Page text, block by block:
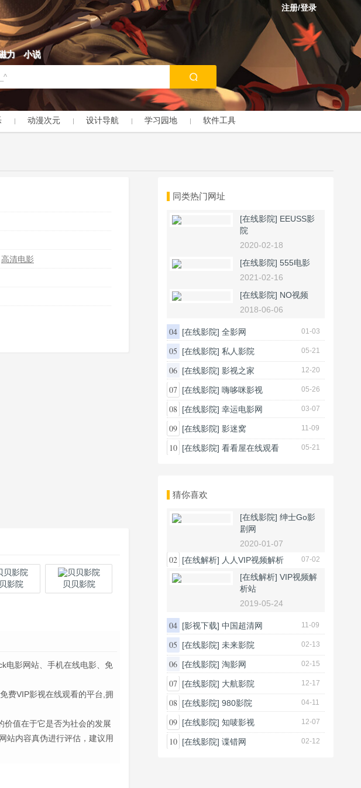
注册/登录
力 小说
动漫次元 设计导航 学习园地 软件工具
高清电影
影院 贝贝影院
电影网站、手机在线电影、免
费VIP影视在线观看的平台,拥
价值在于它是否为社会的发展
站内容真伪进行评估，建议用
同类热门网址
[在线影院] EEUSS影
院
2020-02-18
[在线影院] 555电影
2021-02-16
[在线影院] NO视频
2018-06-06
04 [在线影院] 全影网 01-03
05 [在线影院] 私人影院 05-21
06 [在线影院] 影视之家 12-20
07 [在线影院] 嗨哆咪影视 05-26
08 [在线影院] 幸运电影网 03-07
09 [在线影院] 影迷窝 11-09
10 [在线影院] 看看屋在线观看 05-21
猜你喜欢
[在线影院] 绅士Go影
剧网
2020-01-07
02 [在线解析] 人人VIP视频解析 07-02
[在线解析] VIP视频解
析站
2019-05-24
04 [影视下载] 中国超清网 11-09
05 [在线影院] 未来影院 02-13
06 [在线影院] 淘影网 02-15
07 [在线影院] 大航影院 12-17
08 [在线影院] 980影院 04-11
09 [在线影院] 知唛影视 12-07
10 [在线影院] 谍错网 02-12